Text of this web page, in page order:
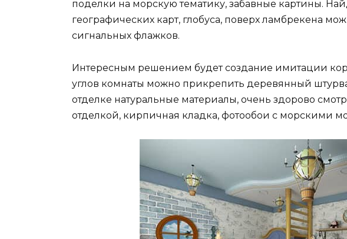
поделки на морскую тематику, забавные картины.
географических карт, глобуса, поверх ламбрекена
сигнальных флажков.
Интересным решением будет создание имитации
углов комнаты можно прикрепить деревянный
отделке натуральные материалы, очень здорово
отделкой, кирпичная кладка, фотообои с морскими